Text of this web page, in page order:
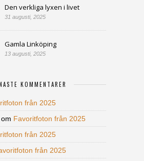
Den verkliga lyxen i livet
31 augusti, 2025
Gamla Linköping
13 augusti, 2025
KOMMENTARER
från 2025
om Favoritfoton från 2025
från 2025
från 2025